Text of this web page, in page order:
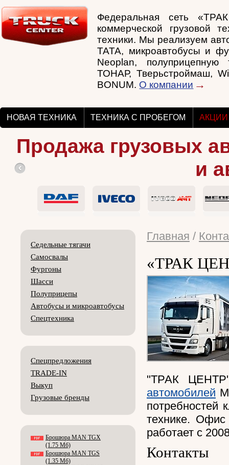
Федеральная сеть
коммерческой грузовой
техники. Мы реализуем
TATA, микроавтобусы и
Neoplan,
ТОНАР, Тверьстроймаш,
BONUM. О компании
НОВАЯ ТЕХНИКА ТЕХНИКА С ПРОБЕГОМ АКЦИИ
Продажа грузовых
и
Седельные тягачи
Самосвалы
Фургоны
Шасси
Полуприцепы
Автобусы и микроавтобусы
Спецтехника
Спецпредложения
TRADE-IN
Выкуп
Грузовые бренды
Брошюра MAN TGX
(1.75 Мб)
Брошюра MAN TGS
(1.35 Мб)
Главная /
«ТРАК
"ТРАК
автомобилей
потребностей
технике.
работает с
Контакты